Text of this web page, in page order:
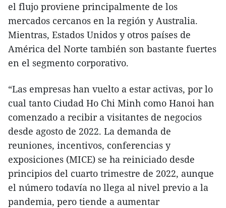
el flujo proviene principalmente de los
mercados cercanos en la región y Australia.
Mientras, Estados Unidos y otros países de
América del Norte también son bastante fuertes
en el segmento corporativo.
“Las empresas han vuelto a estar activas, por lo
cual tanto Ciudad Ho Chi Minh como Hanoi han
comenzado a recibir a visitantes de negocios
desde agosto de 2022. La demanda de
reuniones, incentivos, conferencias y
exposiciones (MICE) se ha reiniciado desde
principios del cuarto trimestre de 2022, aunque
el número todavía no llega al nivel previo a la
pandemia, pero tiende a aumentar